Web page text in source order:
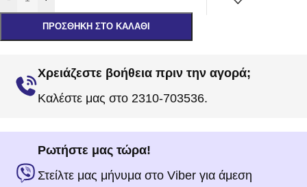
ΠΡΟΣΘΉΚΗ ΣΤΟ ΚΑΛΆΘΙ
Χρειάζεστε βοήθεια πριν την αγορά;
Καλέστε μας στο 2310-703536.
Ρωτήστε μας τώρα!
Στείλτε μας μήνυμα στο Viber για άμεση